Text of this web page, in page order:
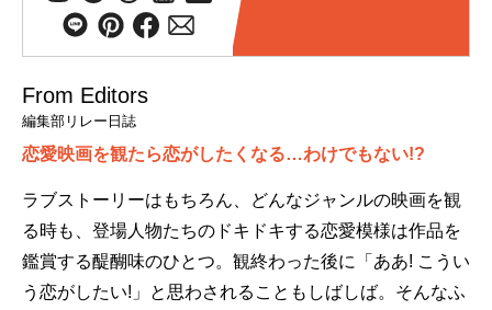
From Editors
編集部リレー日誌
恋愛映画を観たら恋がしたくなる…わけでもない!?
ラブストーリーはもちろん、どんなジャンルの映画を観
る時も、登場人物たちのドキドキする恋愛模様は作品を
鑑賞する醍醐味のひとつ。観終わった後に「ああ! こうい
う恋がしたい!」と思わされることもしばしば。そんなふ